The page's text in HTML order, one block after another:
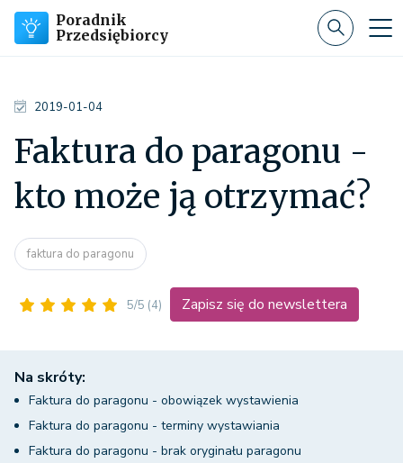
Poradnik
Przedsiębiorcy
2019-01-04
Faktura do paragonu -
kto może ją otrzymać?
faktura do paragonu
5/5 (4) Zapisz się do newslettera
Na skróty:
Faktura do paragonu - obowiązek wystawienia
Faktura do paragonu - terminy wystawiania
Faktura do paragonu - brak oryginału paragonu